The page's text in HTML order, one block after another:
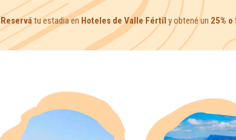
Reservátu estadia en Hoteles de Valle Fértil y obtené un 25%